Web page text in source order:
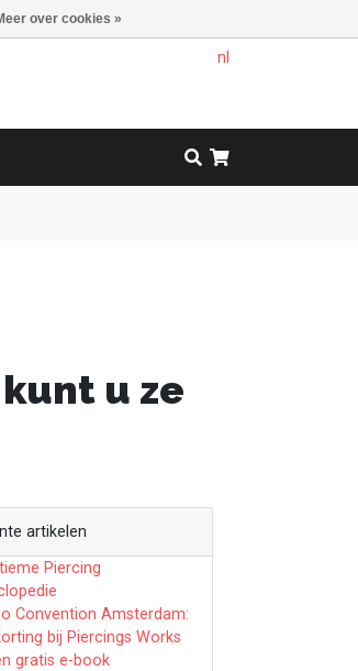
over cookies »
nl
u ze
artikelen
Piercing
Convention Amsterdam:
bij Piercings Works
gratis e-book